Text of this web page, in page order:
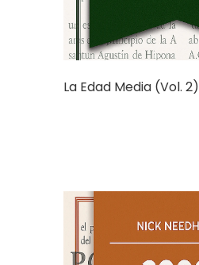
La Edad Media (Vol. 2)